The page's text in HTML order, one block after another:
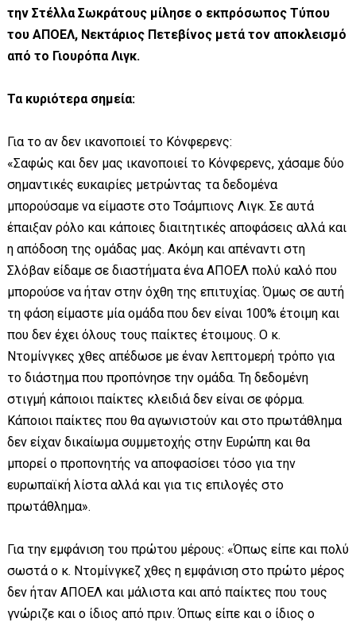
την Στέλλα Σωκράτους μίλησε ο εκπρόσωπος Τύπου
του ΑΠΟΕΛ, Νεκτάριος Πετεβίνος μετά τον αποκλεισμό
από το Γιουρόπα Λιγκ.
Τα κυριότερα σημεία:
Για το αν δεν ικανοποιεί το Κόνφερενς:
«Σαφώς και δεν μας ικανοποιεί το Κόνφερενς, χάσαμε δύο
σημαντικές ευκαιρίες μετρώντας τα δεδομένα
μπορούσαμε να είμαστε στο Τσάμπιονς Λιγκ. Σε αυτά
έπαιξαν ρόλο και κάποιες διαιτητικές αποφάσεις αλλά και
η απόδοση της ομάδας μας. Ακόμη και απέναντι στη
Σλόβαν είδαμε σε διαστήματα ένα ΑΠΟΕΛ πολύ καλό που
μπορούσε να ήταν στην όχθη της επιτυχίας. Όμως σε αυτή
τη φάση είμαστε μία ομάδα που δεν είναι 100% έτοιμη και
που δεν έχει όλους τους παίκτες έτοιμους. Ο κ.
Ντομίνγκες χθες απέδωσε με έναν λεπτομερή τρόπο για
το διάστημα που προπόνησε την ομάδα. Τη δεδομένη
στιγμή κάποιοι παίκτες κλειδιά δεν είναι σε φόρμα.
Κάποιοι παίκτες που θα αγωνιστούν και στο πρωτάθλημα
δεν είχαν δικαίωμα συμμετοχής στην Ευρώπη και θα
μπορεί ο προπονητής να αποφασίσει τόσο για την
ευρωπαϊκή λίστα αλλά και για τις επιλογές στο
πρωτάθλημα».
Για την εμφάνιση του πρώτου μέρους: «Όπως είπε και πολύ
σωστά ο κ. Ντομίνγκεζ χθες η εμφάνιση στο πρώτο μέρος
δεν ήταν ΑΠΟΕΛ και μάλιστα και από παίκτες που τους
γνώριζε και ο ίδιος από πριν. Όπως είπε και ο ίδιος ο